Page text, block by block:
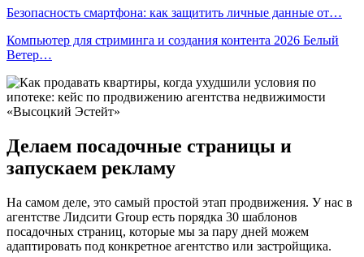
Безопасность смартфона: как защитить личные данные от…
Компьютер для стриминга и создания контента 2026 Белый
Ветер…
Делаем посадочные страницы и
запускаем рекламу
На самом деле, это самый простой этап продвижения. У нас в
агентстве Лидсити Group есть порядка 30 шаблонов
посадочных страниц, которые мы за пару дней можем
адаптировать под конкретное агентство или застройщика.